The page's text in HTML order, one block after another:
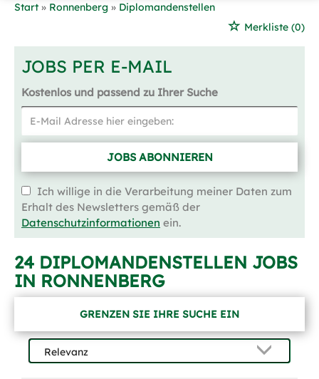
Start
Ronnenberg
Diplomandenstellen
Merkliste (0)
JOBS PER E-MAIL
Kostenlos und passend zu Ihrer Suche
JOBS ABONNIEREN
Ich willige in die Verarbeitung meiner Daten zum
Erhalt des Newsletters gemäß der
Datenschutzinformationen ein.
24 DIPLOMANDENSTELLEN JOBS
IN RONNENBERG
GRENZEN SIE IHRE SUCHE EIN